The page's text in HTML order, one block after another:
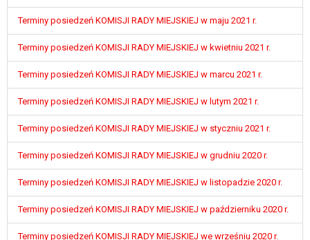
Terminy posiedzeń KOMISJI RADY MIEJSKIEJ w maju 2021 r.
Terminy posiedzeń KOMISJI RADY MIEJSKIEJ w kwietniu 2021 r.
Terminy posiedzeń KOMISJI RADY MIEJSKIEJ w marcu 2021 r.
Terminy posiedzeń KOMISJI RADY MIEJSKIEJ w lutym 2021 r.
Terminy posiedzeń KOMISJI RADY MIEJSKIEJ w styczniu 2021 r.
Terminy posiedzeń KOMISJI RADY MIEJSKIEJ w grudniu 2020 r.
Terminy posiedzeń KOMISJI RADY MIEJSKIEJ w listopadzie 2020 r.
Terminy posiedzeń KOMISJI RADY MIEJSKIEJ w październiku 2020 r.
Terminy posiedzeń KOMISJI RADY MIEJSKIEJ we wrześniu 2020 r.